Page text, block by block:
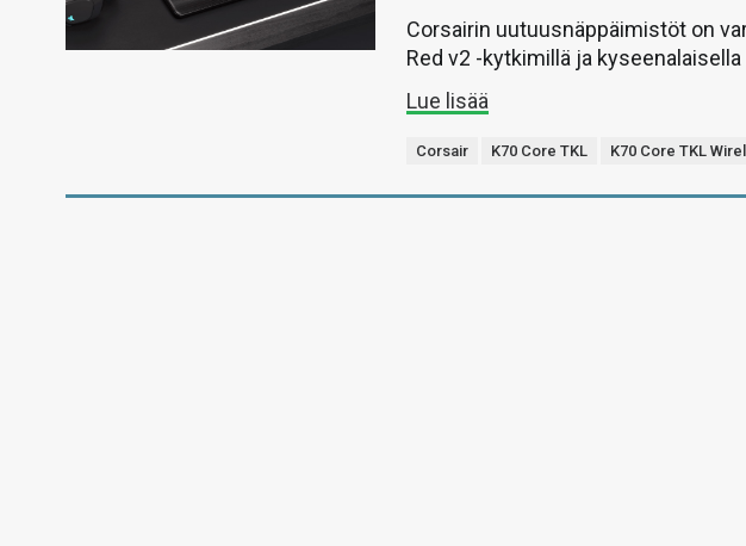
Corsairin uutuusnäppäimistöt on
Red v2 -kytkimillä ja
Lue lisää
Corsair K70 Core TKL K70 Core TKL